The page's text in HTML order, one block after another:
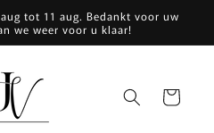
tot 11 aug. Bedankt voor uw
we weer voor u klaar!
Winkelwagen